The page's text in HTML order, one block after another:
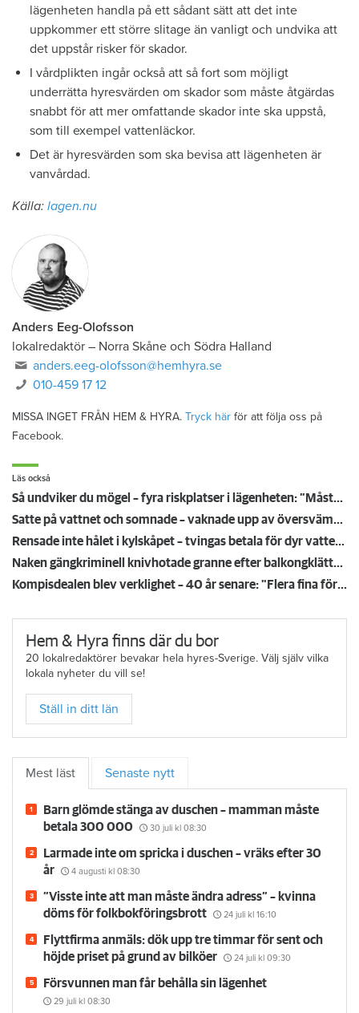
lägenheten handla på ett sådant sätt att det inte
uppkommer ett större slitage än vanligt och undvika att
det uppstår risker för skador.
I vårdplikten ingår också att så fort som möjligt
underrätta hyresvärden om skador som måste åtgärdas
snabbt för att mer omfattande skador inte ska uppstå,
som till exempel vattenläckor.
Det är hyresvärden som ska bevisa att lägenheten är
vanvårdad.
Källa: lagen.nu
Anders Eeg-Olofsson
lokalredaktör – Norra Skåne och Södra Halland
anders.eeg-olofsson@hemhyra.se
010-459 17 12
MISSA INGET FRÅN HEM & HYRA.
Läs också
Satte på vattnet och somnade – vaknade upp av översvämning hos grannen
Naken gängkriminell knivhotade granne efter balkongklättring
Hem & Hyra finns där du bor
20 lokalredaktörer bevakar hela hyres-Sverige. Välj själv vilka
lokala nyheter du vill se!
Ställ in ditt län
Senaste nytt
Barn glömde stänga av duschen – mamman måste
betala 300 000
30 juli kl 08:30
Larmade inte om spricka i duschen – vräks efter 30
år
4 augusti kl 08:30
”Visste inte att man måste ändra adress” – kvinna
döms för folkbokföringsbrott
kl 16:10
Flyttfirma anmäls: dök upp tre timmar för sent och
höjde priset på grund av bilköer
24 juli kl 09:30
Försvunnen man får behålla sin lägenhet